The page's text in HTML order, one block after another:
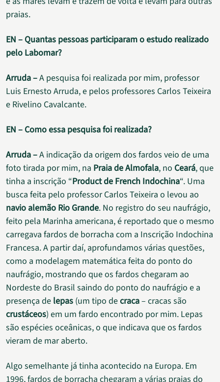
praias.
EN – Quantas pessoas participaram o estudo realizado
pelo Labomar?
Arruda –A pesquisa foi realizada por mim, professor
Luis Ernesto Arruda, e pelos professores Carlos Teixeira
e Rivelino Cavalcante.
EN – Como essa pesquisa foi realizada?
Arruda –A indicação da origem dos fardos veio de uma
foto tirada por mim, na Praia de Almofala, no Ceará, que
tinha a inscrição “Product de French Indochina“. Uma
busca feita pelo professor Carlos Teixeira o levou ao
navio alemão Rio Grande. No registro do seu naufrágio,
feito pela Marinha americana, é reportado que o mesmo
carregava fardos de borracha com a Inscrição Indochina
Francesa. A partir daí, aprofundamos várias questões,
como a modelagem matemática feita do ponto do
naufrágio, mostrando que os fardos chegaram ao
Nordeste do Brasil saindo do ponto do naufrágio e a
presença de lepas (um tipo decraca– cracas são
crustáceos) em um fardo encontrado por mim. Lepas
são espécies oceânicas, o que indicava que os fardos
vieram de mar aberto.
Algo semelhante já tinha acontecido na Europa. Em
1996, fardos de borracha chegaram a várias praias do